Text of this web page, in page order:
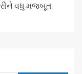
વધુ મજબૂત